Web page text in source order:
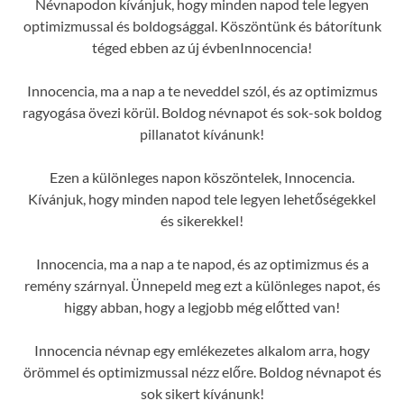
Névnapodon kívánjuk, hogy minden napod tele legyen
optimizmussal és boldogsággal. Köszöntünk és bátorítunk
téged ebben az új évbenInnocencia!
Innocencia, ma a nap a te neveddel szól, és az optimizmus
ragyogása övezi körül. Boldog névnapot és sok-sok boldog
pillanatot kívánunk!
Ezen a különleges napon köszöntelek, Innocencia.
Kívánjuk, hogy minden napod tele legyen lehetőségekkel
és sikerekkel!
Innocencia, ma a nap a te napod, és az optimizmus és a
remény szárnyal. Ünnepeld meg ezt a különleges napot, és
higgy abban, hogy a legjobb még előtted van!
Innocencia névnap egy emlékezetes alkalom arra, hogy
örömmel és optimizmussal nézz előre. Boldog névnapot és
sok sikert kívánunk!